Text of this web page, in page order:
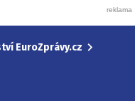
EuroZprávy.cz